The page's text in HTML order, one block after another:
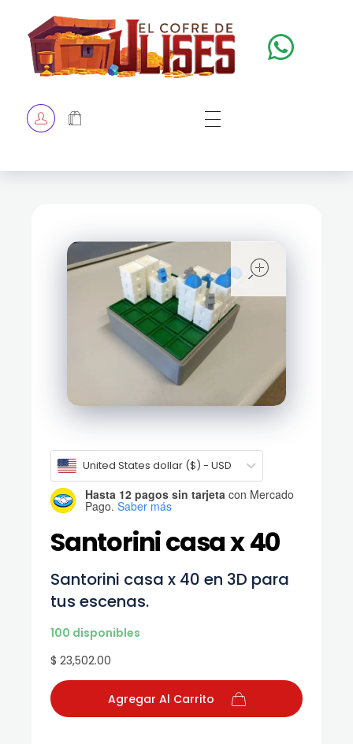
TIENDA
Santorini casa x 40
$ 23,502.00
United States dollar ($) - USD
Santorini casa x 40 en 3D para
tus escenas.
100 disponibles
Hasta 12 pagos sin tarjeta con Mercado
Pago. Saber más
Agregar Al Carrito